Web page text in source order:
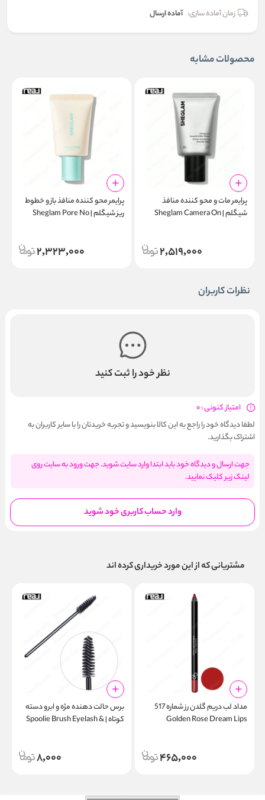
زمان آماده سازی: آماده ارسال
محصولات مشابه
پرایمر مات‌ و محو کننده منافذ
شیگلم | Sheglam Camera On
2,519,000
پرایمر محو‌ کننده منافذ باز و خطوط
ریز شیگلم | Sheglam Pore No
2,323,000
نظرات کاربران
نظر خود را ثبت کنید
امتیاز کنونی : 0
لطفا دیدگاه خود را راجع به این کالا بنویسید و تجربه خریدتان را با سایر کاربران به
اشتراک بگذارید.
جهت ارسال و دیدگاه خود باید ابتدا وارد سایت شوید. جهت ورود به سایت روی
لینک زیر کلیک نمایید.
وارد حساب کاربری خود شوید
مشتریانی که از این مورد خریداری کرده اند
مداد لب دریم گلدن رز شماره 517
Golden Rose Dream Lips
465,000
برس حالت‌ دهنده مژه و ابرو دسته
کوتاه | Spoolie Brush Eyelash &
8,000